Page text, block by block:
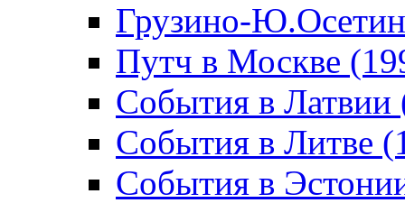
Грузино-
Путч в Москве
События в Латвии
События в Литве
События в